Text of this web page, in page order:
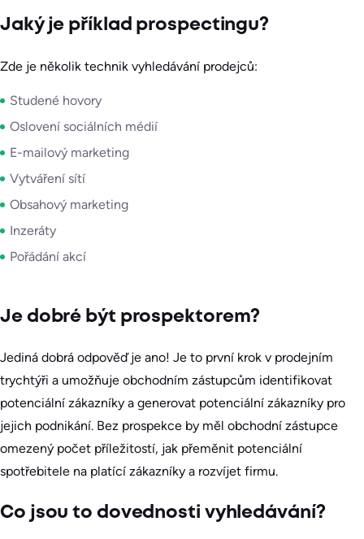
Jaký je příklad prospectingu?
Zde je několik technik vyhledávání prodejců:
Studené hovory
Oslovení sociálních médií
E-mailový marketing
Vytváření sítí
Obsahový marketing
Inzeráty
Pořádání akcí
Je dobré být prospektorem?
Jediná dobrá odpověď je ano! Je to první krok v prodejním
trychtýři a umožňuje obchodním zástupcům identifikovat
potenciální zákazníky a generovat potenciální zákazníky pro
jejich podnikání. Bez prospekce by měl obchodní zástupce
omezený počet příležitostí, jak přeměnit potenciální
spotřebitele na platící zákazníky a rozvíjet firmu.
Co jsou to dovednosti vyhledávání?